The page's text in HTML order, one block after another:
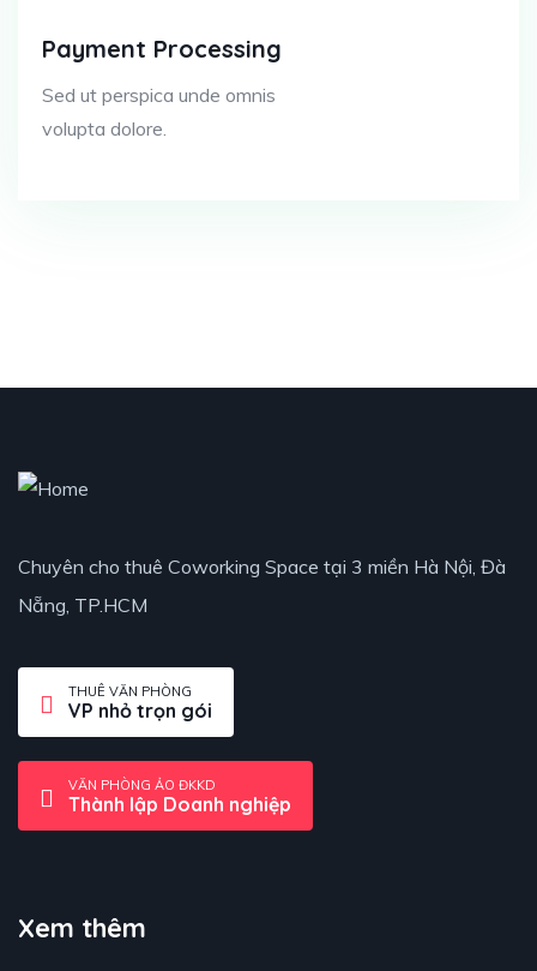
Payment Processing
Sed ut perspica unde omnis
volupta dolore.
Chuyên cho thuê Coworking Space tại 3 miền Hà Nội, Đà
Nẵng, TP.HCM
THUÊ VĂN PHÒNG
VP nhỏ trọn gói
VĂN PHÒNG ẢO ĐKKD
Thành lập Doanh nghiệp
Xem thêm